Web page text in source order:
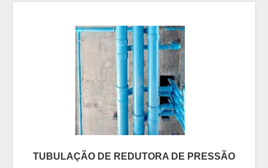
TUBULAÇÃO DE REDUTORA DE PRESSÃO